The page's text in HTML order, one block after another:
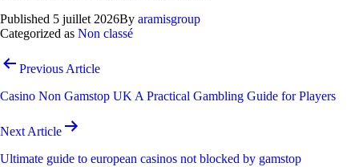
Published 5 juillet 2026By aramisgroup
Categorized as Non classé
Navigation
l’article
Previous Article
Casino Non Gamstop UK A Practical Gambling Guide for Players
Next Article
Ultimate guide to european casinos not blocked by gamstop